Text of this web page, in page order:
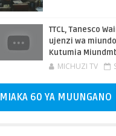
TTCL, Tanesco
ujenzi wa
Kutumia
MICHUZI TV
MIAKA 60 YA MUUNGANO